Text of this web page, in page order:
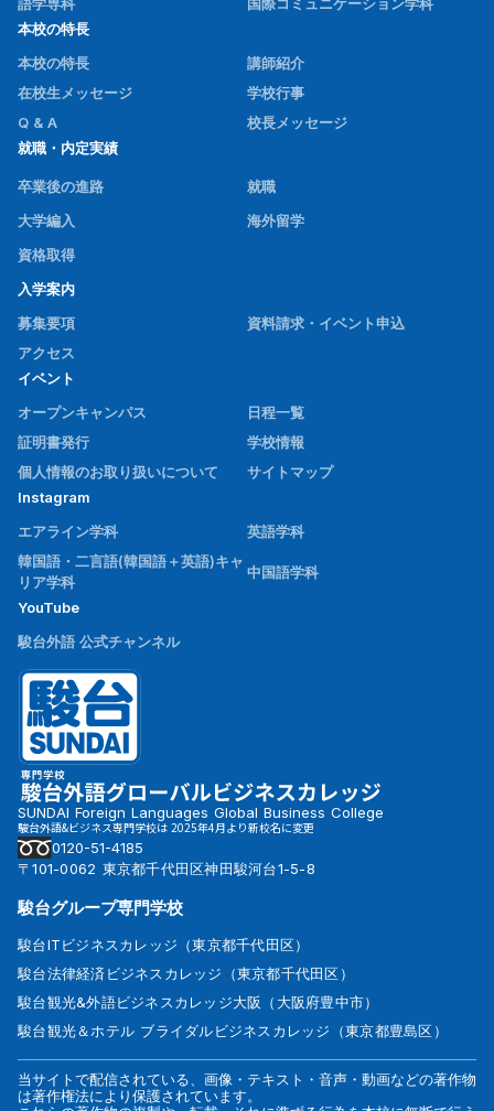
本校の特長
本校の特長
講師紹介
在校生メッセージ
学校行事
Q & A
校長メッセージ
就職・内定実績
卒業後の進路
就職
大学編入
海外留学
資格取得
入学案内
募集要項
資料請求・イベント申込
アクセス
イベント
オープンキャンパス
日程一覧
証明書発行
学校情報
個人情報のお取り扱いについて
サイトマップ
Instagram
エアライン学科
英語学科
韓国語・二言語(韓国語＋英語)キャ
リア学科
中国語学科
YouTube
駿台外語 公式チャンネル
SUNDAI Foreign Languages Global Business College
駿台外語&ビジネス専門学校は 2025年4月より新校名に変更
0120-51-4185
〒101-0062 東京都千代田区神田駿河台1-5-8
駿台グループ専門学校
駿台ITビジネスカレッジ（東京都千代田区）
駿台法律経済ビジネスカレッジ（東京都千代田区）
駿台観光&外語ビジネスカレッジ大阪（大阪府豊中市）
駿台観光＆ホテル ブライダルビジネスカレッジ（東京都豊島区）
当サイトで配信されている、画像・テキスト・音声・動画などの著作物
は著作権法により保護されています。